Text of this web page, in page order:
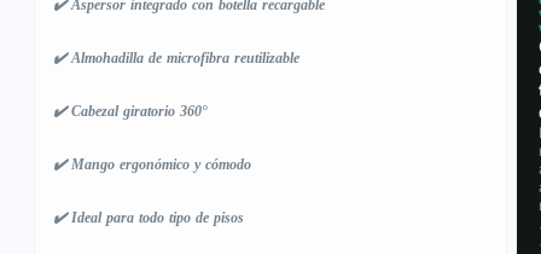
✔️ Aspersor integrado con botella recargable
✔️ Almohadilla de microfibra reutilizable
✔️ Cabezal giratorio 360°
✔️ Mango ergonómico y cómodo
✔️ Ideal para todo tipo de pisos